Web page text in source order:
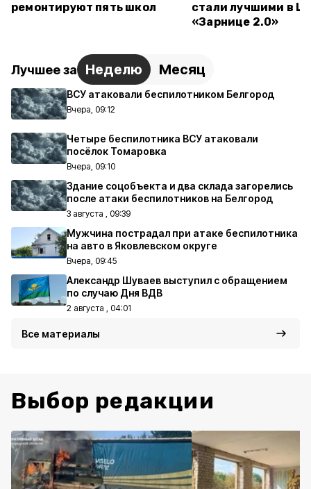
ремонтируют пять школ
стали лучшими в
«Зарнице 2.0»
Лучшее за Неделю Месяц
ВСУ атаковали беспилотником Белгород
Вчера, 09:12
Четыре беспилотника ВСУ атаковали
посёлок Томаровка
Вчера, 09:10
Здание соцобъекта и два склада загорелись
после атаки беспилотников на Белгород
3 августа , 09:39
Мужчина пострадал при атаке беспилотника
на авто в Яковлевском округе
Вчера, 09:45
Александр Шуваев выступил с обращением
по случаю Дня ВДВ
2 августа , 04:01
Все материалы
Выбор редакции